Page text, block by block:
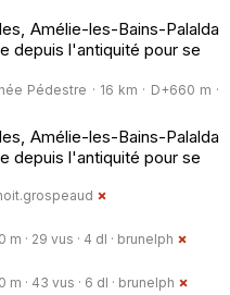
Amélie-les-Bains-Palalda
depuis l'antiquité pour se
Pédestre · 16 km · D+660 m ·
Amélie-les-Bains-Palalda
depuis l'antiquité pour se
· 29 vus · 4 dl · brunelph
· 43 vus · 6 dl · brunelph